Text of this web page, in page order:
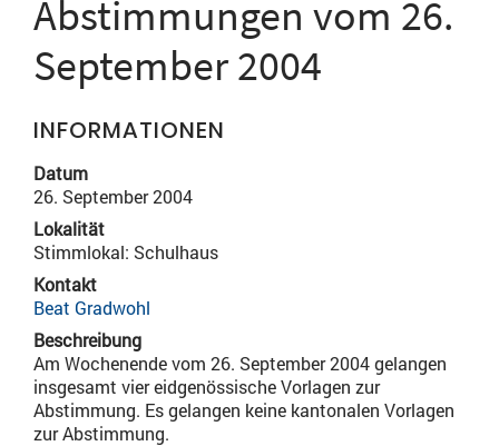
Abstimmungen vom 26.
September 2004
INFORMATIONEN
Datum
26. September 2004
Lokalität
Stimmlokal: Schulhaus
Kontakt
Beat Gradwohl
Beschreibung
Am Wochenende vom 26. September 2004 gelangen
insgesamt vier eidgenössische Vorlagen zur
Abstimmung. Es gelangen keine kantonalen Vorlagen
zur Abstimmung.